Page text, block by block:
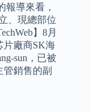
報導來看，
、現總部位
】8月
片廠商SK海
sun，已被
銷售的副